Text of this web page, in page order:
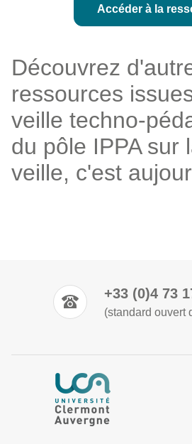
Accéder à la
Découvrez
ressources
veille techno-
du pôle IPPA sur
veille, c'est
+33 (0)4 73
(standard ouvert